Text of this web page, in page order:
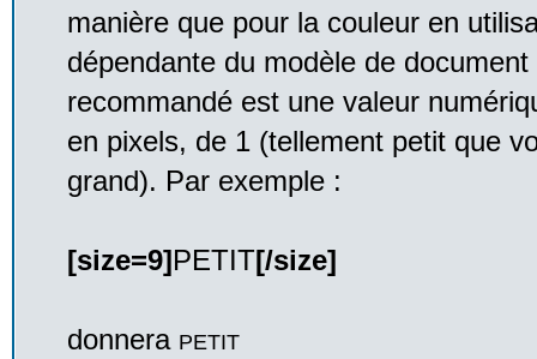
manière que pour la couleur en
dépendante du modèle de
recommandé est une valeur
en pixels, de 1 (tellement petit que
grand). Par exemple :
[size=9]PETIT[/size]
donnera PETIT